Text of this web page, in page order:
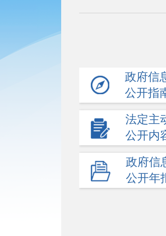
政府信
公开指
法定主
公开内
政府信
公开年